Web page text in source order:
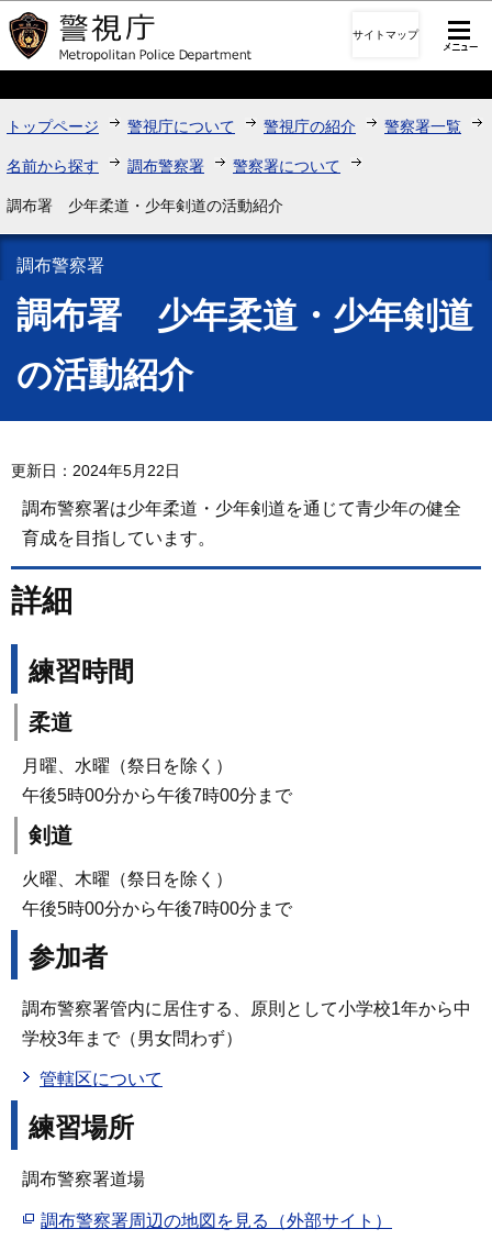
このページの本文へ移動
サイトマップ
トップページ 警視庁について 警視庁の紹介 警察署一覧
名前から探す 調布警察署 警察署について
調布署 少年柔道・少年剣道の活動紹介
調布警察署
調布署 少年柔道・少年剣道
の活動紹介
更新日：2024年5月22日
調布警察署は少年柔道・少年剣道を通じて青少年の健全
育成を目指しています。
詳細
練習時間
柔道
月曜、水曜（祭日を除く）
午後5時00分から午後7時00分まで
剣道
火曜、木曜（祭日を除く）
午後5時00分から午後7時00分まで
参加者
調布警察署管内に居住する、原則として小学校1年から中
学校3年まで（男女問わず）
管轄区について
練習場所
調布警察署道場
調布警察署周辺の地図を見る（外部サイト）